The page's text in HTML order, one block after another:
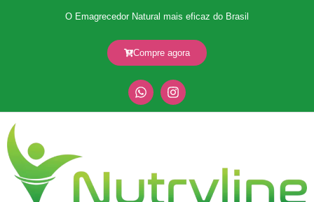
O Emagrecedor Natural mais eficaz do Brasil
Compre agora